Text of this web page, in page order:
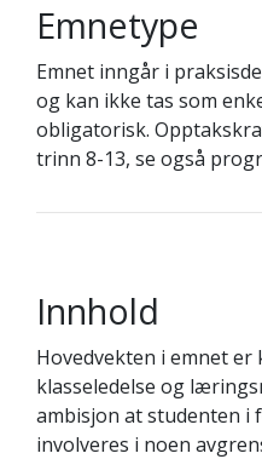
Emnetype
Emnet inngår i
og kan ikke tas som
obligatorisk.
trinn 8-13, se også
Innhold
Hovedvekten i emnet
klasseledelse og
ambisjon at studenten i
involveres i noen